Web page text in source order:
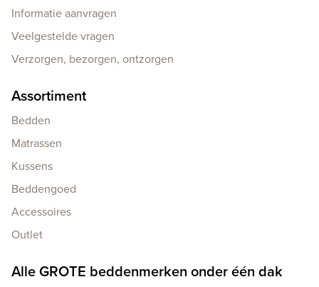
Informatie aanvragen
Veelgestelde vragen
Verzorgen, bezorgen, ontzorgen
Assortiment
Bedden
Matrassen
Kussens
Beddengoed
Accessoires
Outlet
Alle GROTE beddenmerken onder één dak